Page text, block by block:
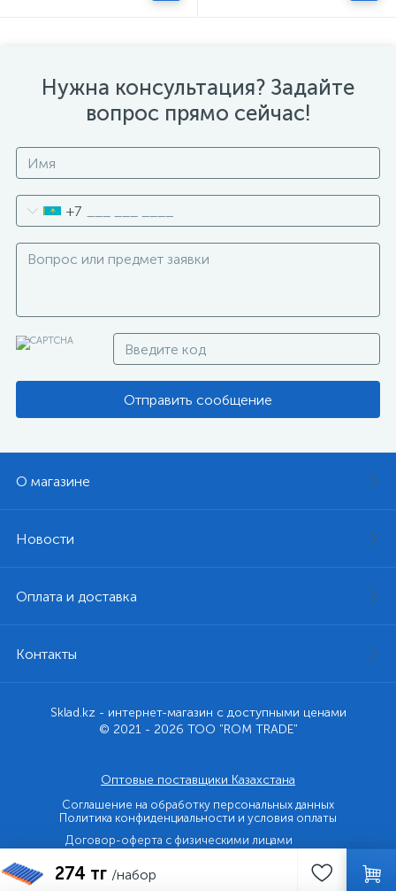
274 тг /набор
Нужна консультация? Задайте
вопрос прямо сейчас!
+7
Отправить сообщение
О магазине
Новости
Оплата и доставка
Контакты
Sklad.kz - интернет-магазин с доступными ценами
© 2021 - 2026 ТОО "ROM TRADE"
Оптовые поставщики Казахстана
Соглашение на обработку персональных данных
Политика конфиденциальности и условия оплаты
Договор-оферта с физическими лицами
Договор-оферта с юридическими лицами и ИП